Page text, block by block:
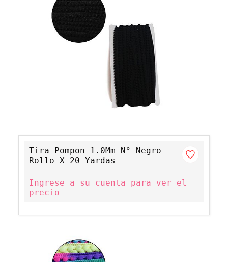
Tira Pompon 1.0Mm N° Negro
Rollo X 20 Yardas
Ingrese a su cuenta para ver el
precio